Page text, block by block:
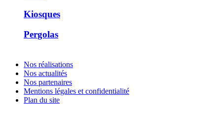
Kiosques
Pergolas
Nos réalisations
Nos actualités
Nos partenaires
Mentions légales et confidentialité
Plan du site